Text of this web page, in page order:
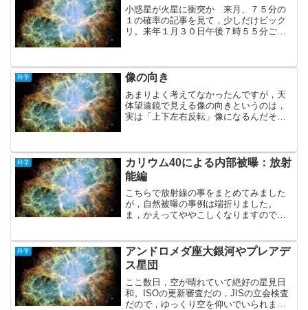
小惑星が火星に衝突か 来月、７５分の
１の確率の記事を見て，少しだけビック
リ。来年１月３０日午後７時５５分ごろ
のでしょうが，多少軌道が...
科学 像の向き
あまりよく考えてなかったんですが，天
体望遠鏡で見える像の向きというのは，
実は「上下左右反転」像になるんだそう
といっても宇宙から到達す...
科学
カリウム40による内部被曝：放射
能編
こちらで放射線の事をまとめてみました
が，自然被曝の事例は端折りました。
ま，かえってややこしくなりますので，
が・・・実はこの内部被曝，みんなの体
で起こっている放射線被曝の...
科学
アンドロメダ座大銀河やプレアデ
ス星団
ここ数日，空が晴れていて絶好の星見日
和。ISOの更新審査だの，JISの立会検査
だので，ゆっくり空を仰いでいられませ